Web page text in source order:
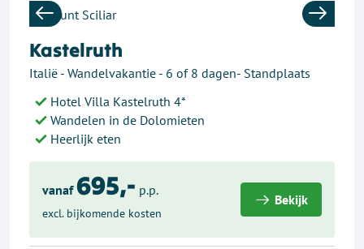
Previous Next
Kastelruth
Italië - Wandelvakantie - 6 of 8 dagen- Standplaats
Hotel Villa Kastelruth 4*
Wandelen in de Dolomieten
Heerlijk eten
vanaf 695,- p.p.
excl. bijkomende kosten
Bekijk